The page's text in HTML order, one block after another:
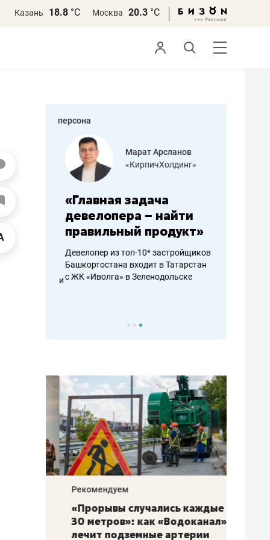
Казань 18.8 °С Москва 20.3 °С
персона
Марат Арсланов
«КирпичХолдинг»
«Главная задача
девелопера – найти
правильный продукт»
Девелопер из топ-10* застройщиков
Башкортостана входит в Татарстан
с ЖК «Иволга» в Зеленодольске
Рекомендуем
«Прорывы случались каждые
30 метров»: как «Водоканал»
лечит подземные артерии